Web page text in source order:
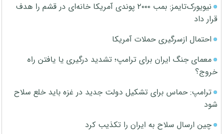
نیویورک‌تایمز: بمب ۲۰۰۰ پوندی آمریکا خانه‌ای در قشم را هدف
قرار داد
احتمال ازسرگیری حملات آمریکا
معمای جنگ ایران برای ترامپ؛ تشدید درگیری یا یافتن راه
خروج؟
ترامپ: حماس برای تشکیل دولت جدید در غزه باید خلع سلاح
شود
چین ارسال سلاح به ایران را تکذیب کرد